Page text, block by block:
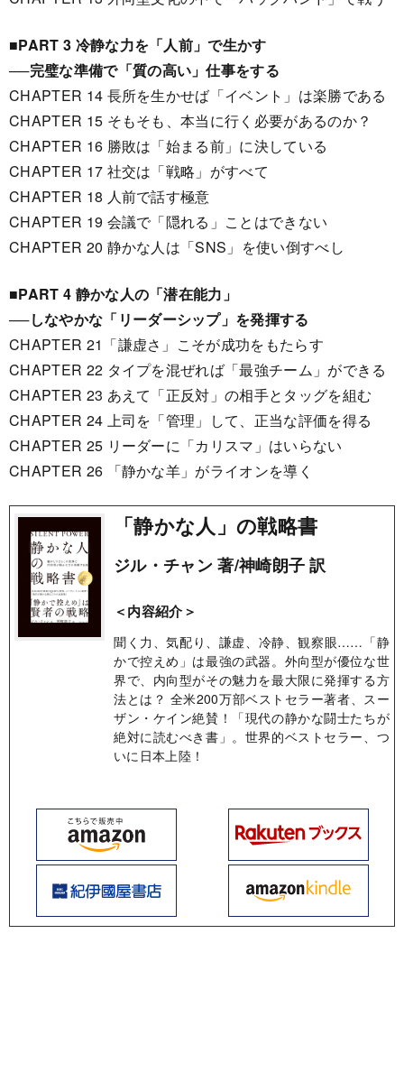
■PART 3 冷静な力を「人前」で生かす
──完璧な準備で「質の高い」仕事をする
CHAPTER 14 長所を生かせば「イベント」は楽勝である
CHAPTER 15 そもそも、本当に行く必要があるのか？
CHAPTER 16 勝敗は「始まる前」に決している
CHAPTER 17 社交は「戦略」がすべて
CHAPTER 18 人前で話す極意
CHAPTER 19 会議で「隠れる」ことはできない
CHAPTER 20 静かな人は「SNS」を使い倒すべし
■PART 4 静かな人の「潜在能力」
──しなやかな「リーダーシップ」を発揮する
CHAPTER 21「謙虚さ」こそが成功をもたらす
CHAPTER 22 タイプを混ぜれば「最強チーム」ができる
CHAPTER 23 あえて「正反対」の相手とタッグを組む
CHAPTER 24 上司を「管理」して、正当な評価を得る
CHAPTER 25 リーダーに「カリスマ」はいらない
CHAPTER 26 「静かな羊」がライオンを導く
「静かな人」の戦略書
ジル・チャン 著/神崎朗子 訳
＜内容紹介＞
聞く力、気配り、謙虚、冷静、観察眼……「静
かで控えめ」は最強の武器。外向型が優位な世
界で、内向型がその魅力を最大限に発揮する方
法とは？ 全米200万部ベストセラー著者、スー
ザン・ケイン絶賛！「現代の静かな闘士たちが
絶対に読むべき書」。世界的ベストセラー、つ
いに日本上陸！